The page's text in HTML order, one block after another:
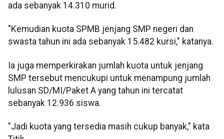
ada sebanyak 14.310 murid.
"Kemudian kuota SPMB jenjang SMP negeri dan
swasta tahun ini ada sebanyak 15.482 kursi," katanya.
Ia juga memperkirakan jumlah kuota untuk jenjang
SMP tersebut mencukupi untuk menampung jumlah
lulusan SD/MI/Paket A yang tahun ini tercatat
sebanyak 12.936 siswa.
"Jadi kuota yang tersedia masih cukup banyak," kata